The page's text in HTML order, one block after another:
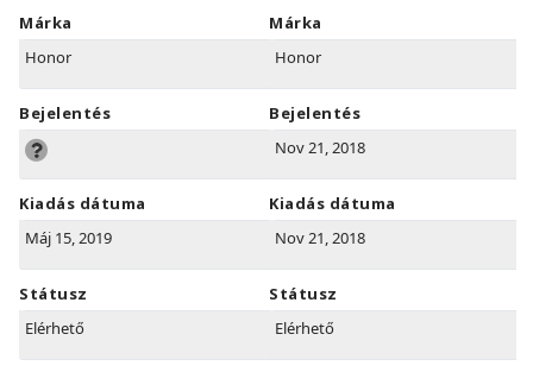
Márka
Honor
Bejelentés
Kiadás dátuma
Máj 15, 2019
Státusz
Elérhető
Márka
Honor
Bejelentés
Nov 21, 2018
Kiadás dátuma
Nov 21, 2018
Státusz
Elérhető